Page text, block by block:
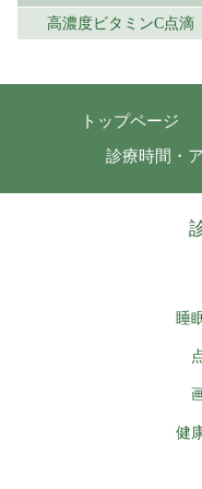
高濃度ビタミンC点滴
トップページ
診療時間・
睡
健